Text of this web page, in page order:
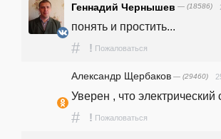
Геннадий Чернышев — (18586)
понять и простить...
# ! Пожаловаться
Александр Щербаков — (29460)
Уверен , что электрический
# ! Пожаловаться